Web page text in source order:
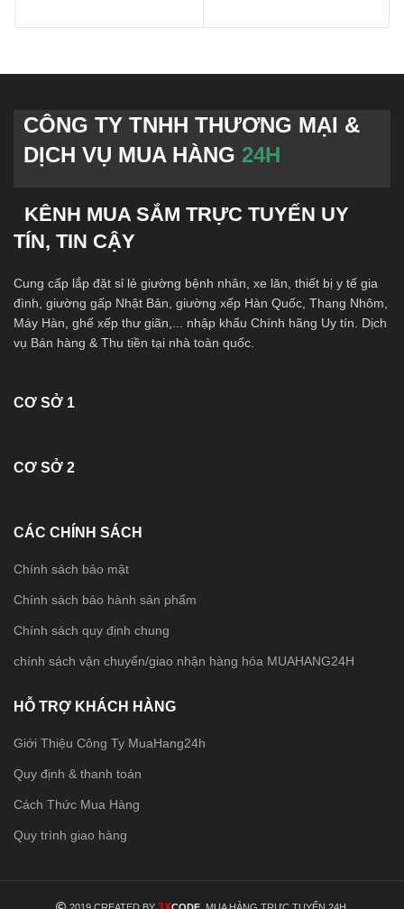
CÔNG TY TNHH THƯƠNG MẠI &
DỊCH VỤ MUA HÀNG 24H
KÊNH MUA SẮM TRỰC TUYẾN UY
TÍN, TIN CẬY
Cung cấp lắp đặt sỉ lẻ giường bệnh nhân, xe lăn, thiết bị y tế gia
đình, giường gấp Nhật Bản, giường xếp Hàn Quốc, Thang Nhôm,
Máy Hàn, ghế xếp thư giãn,... nhập khẩu Chính hãng Uy tín. Dịch
vụ Bán hàng & Thu tiền tại nhà toàn quốc.
CƠ SỞ 1
CƠ SỞ 2
CÁC CHÍNH SÁCH
Chính sách bảo mật
Chính sách bảo hành sản phẩm
Chính sách quy định chung
chính sách vận chuyển/giao nhận hàng hóa MUAHANG24H
HỖ TRỢ KHÁCH HÀNG
Giới Thiệu Công Ty MuaHang24h
Quy định & thanh toán
Cách Thức Mua Hàng
Quy trình giao hàng